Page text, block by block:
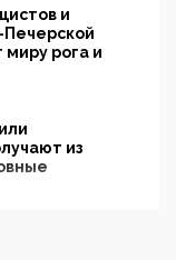
и
Печерской
рога и
из